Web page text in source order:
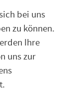
bei uns
zu können.
Ihre
uns zur